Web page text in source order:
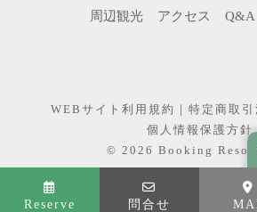
周辺観光 アクセス Q&A
WEBサイト利用規約 ｜ 特定商取
個人情報保護方針
© 2026 Booking
Reserve 問合せ